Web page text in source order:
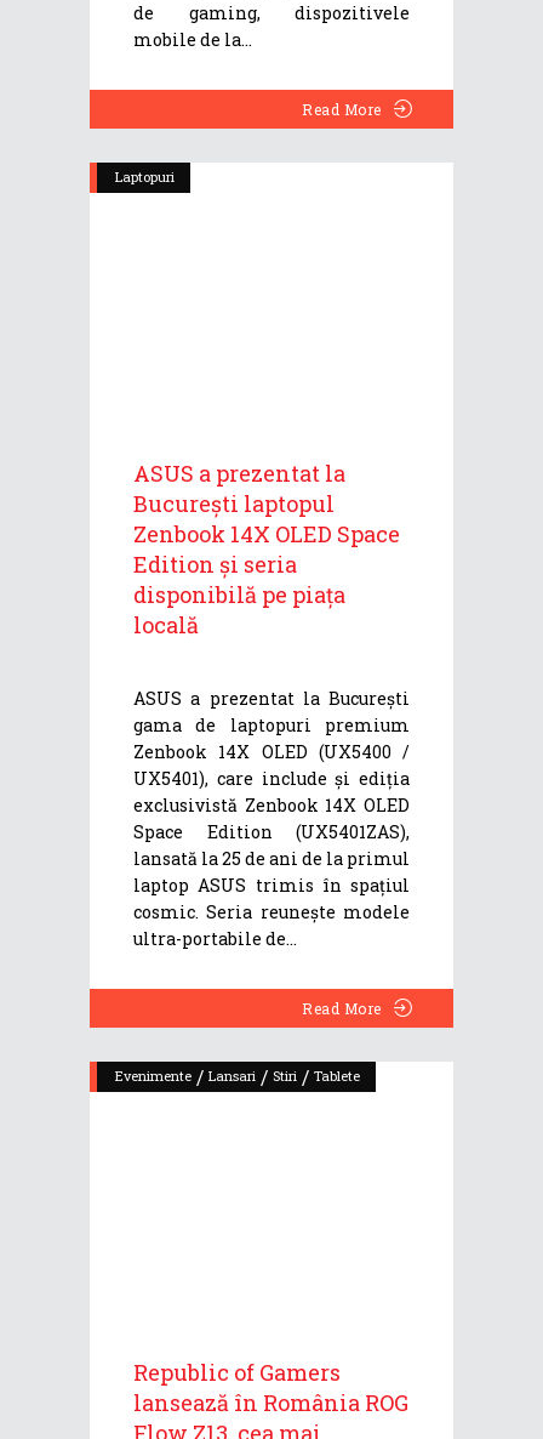
de gaming, dispozitivele
mobile de la
Read More
Laptopuri
ASUS a prezentat la
București laptopul
Zenbook 14X OLED Space
Edition și seria
disponibilă pe piața
locală
ASUS a prezentat la București
gama de laptopuri premium
Zenbook 14X OLED (UX5400 /
UX5401), care include și ediția
exclusivistă Zenbook 14X OLED
Space Edition (UX5401ZAS),
lansată la 25 de ani de la primul
laptop ASUS trimis în spațiul
cosmic. Seria reunește modele
ultra-portabile de
Read More
Evenimente / Lansari / Stiri / Tablete
Republic of Gamers
lansează în România ROG